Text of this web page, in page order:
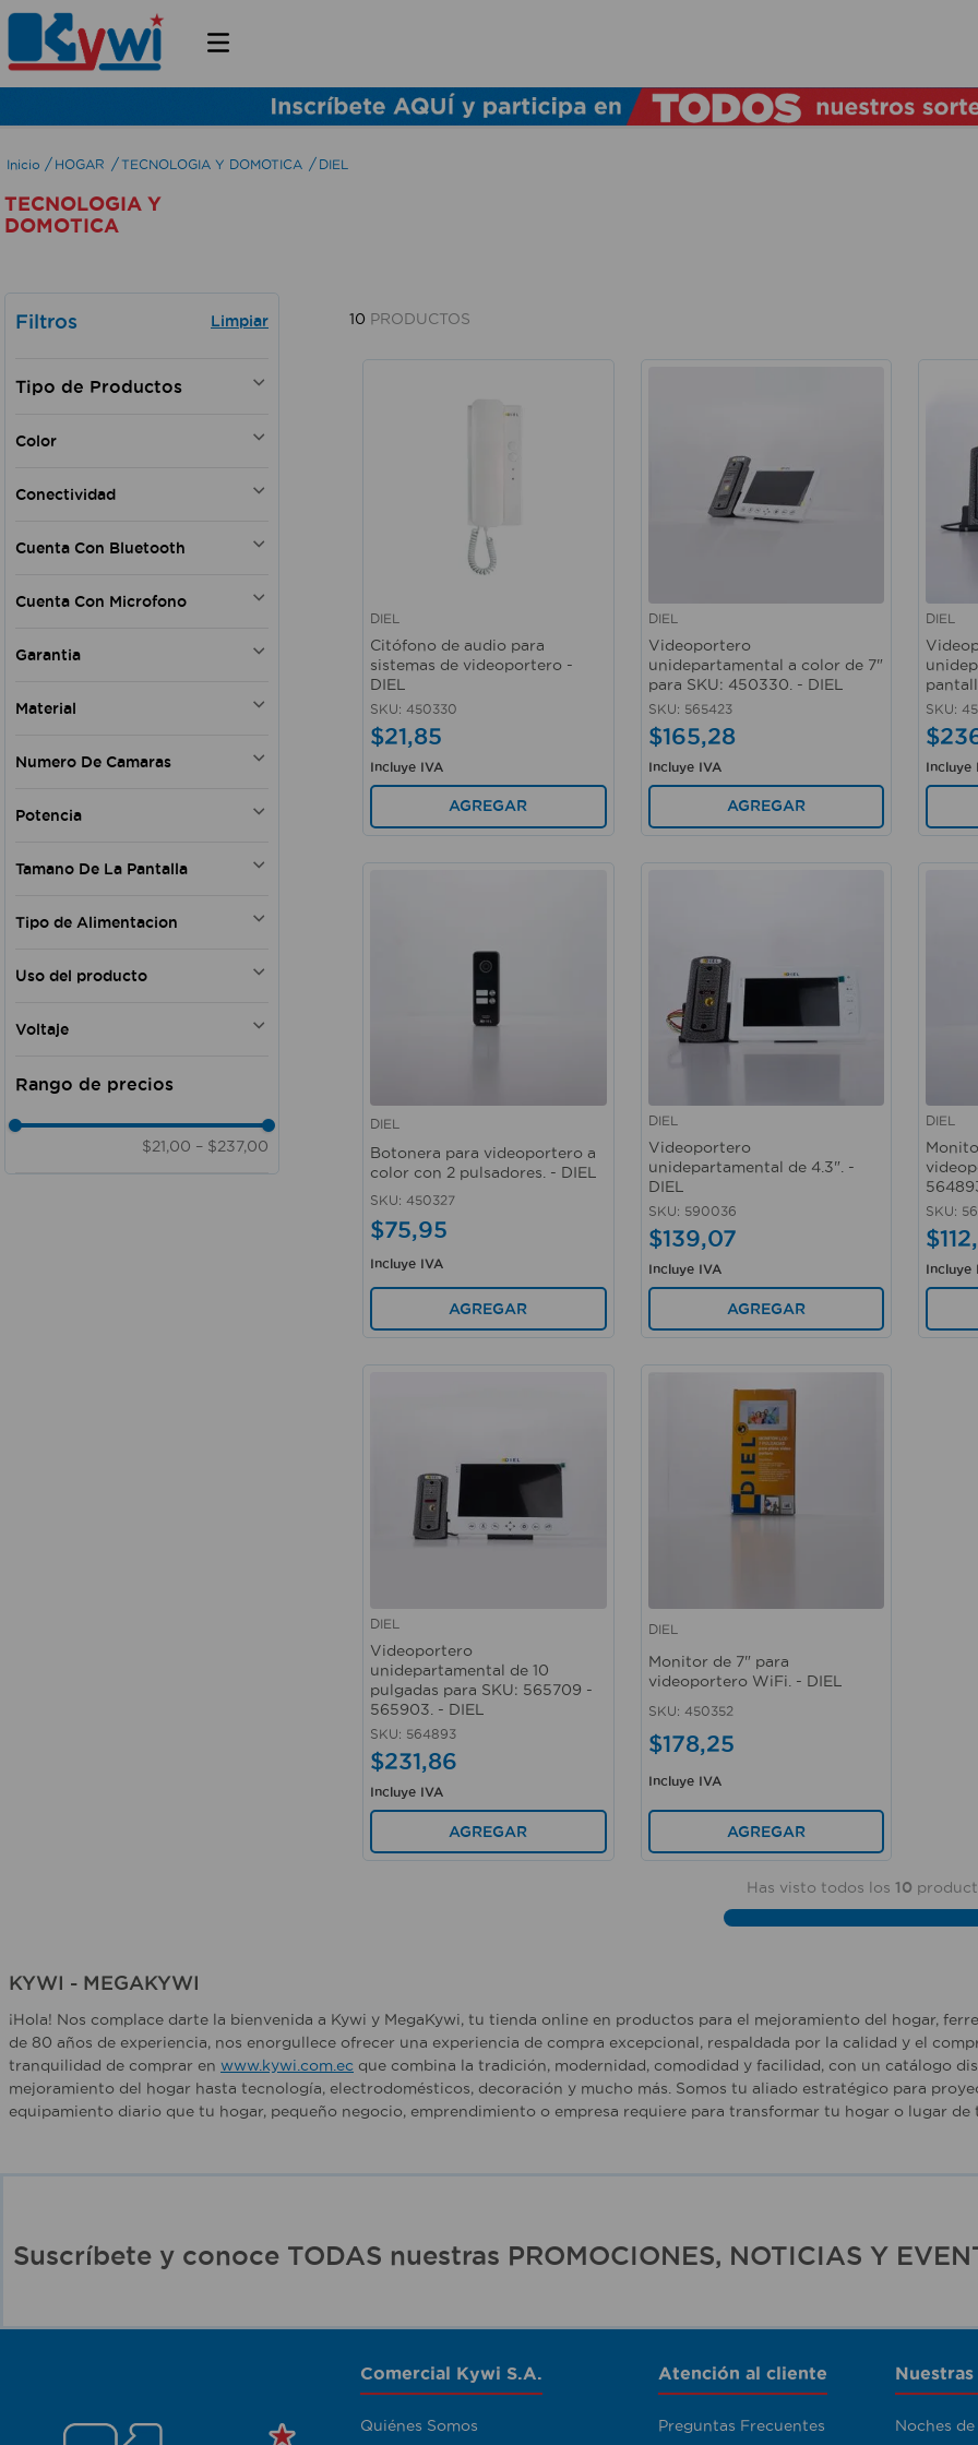
HOGAR TECNOLOGIA Y DOMOTICA DIEL
TECNOLOGIA Y
DOMOTICA
Filtros
INTERCOMUNICACION
Color
Conectividad
Cuenta Con Bluetooth
Cuenta Con Microfono
Garantia
Material
Metal
Numero De Camaras
Potencia
Tamano De La Pantalla
7"
Tipo de Alimentacion
Uso del producto
Voltaje
$21,00 – $237,00
10 PRODUCTOS
DIEL
Citófono de audio para
sistemas de videoportero -
DIEL
SKU: 450330
$21,85
Incluye IVA
AGREGAR
DIEL
Videoportero
unidepartamental a color de 7"
para SKU: 450330. - DIEL
SKU: 565423
$165,28
Incluye IVA
AGREGAR
DIEL
SKU:
$
Incluye
Vista rápida
DIEL
Botonera para videoportero a
color con 2 pulsadores. - DIEL
SKU: 450327
$75,95
Incluye IVA
AGREGAR
DIEL
Videoportero
unidepartamental de 4.3". -
DIEL
SKU: 590036
$139,07
Incluye IVA
AGREGAR
DIEL
SKU:
$112,
Incluye
DIEL
Videoportero
unidepartamental de 10
pulgadas para SKU: 565709 -
565903. - DIEL
SKU: 564893
$231,86
Incluye IVA
AGREGAR
Vista rápida
DIEL
Monitor de 7" para
videoportero WiFi. - DIEL
SKU: 450352
$178,25
Incluye IVA
AGREGAR
Has visto todos los 10
KYWI - MEGAKYWI
¡Hola! Nos complace darte la bienvenida a Kywi y MegaKywi, tu tienda online en productos para el mejoramiento del hogar,
de 80 años de experiencia, nos enorgullece ofrecer una experiencia de compra excepcional, respaldada por la calidad y el
tranquilidad de comprar en www.kywi.com.ec que combina la tradición, modernidad, comodidad y facilidad, con un catálogo
mejoramiento del hogar hasta tecnología, electrodomésticos, decoración y mucho más. Somos tu aliado estratégico para
equipamiento diario que tu hogar, pequeño negocio, emprendimiento o empresa requiere para transformar tu hogar o lugar de
Suscríbete y conoce TODAS nuestras PROMOCIONES, NOTICIAS Y
Comercial Kywi S.A.
Quiénes Somos
Atención al cliente
Preguntas Frecuentes Noches
TÉRMINOS MÁS BUSCADOS
1
lamparas